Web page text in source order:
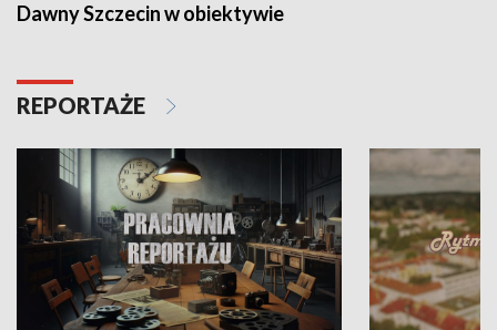
Dawny Szczecin w obiektywie
REPORTAŻE